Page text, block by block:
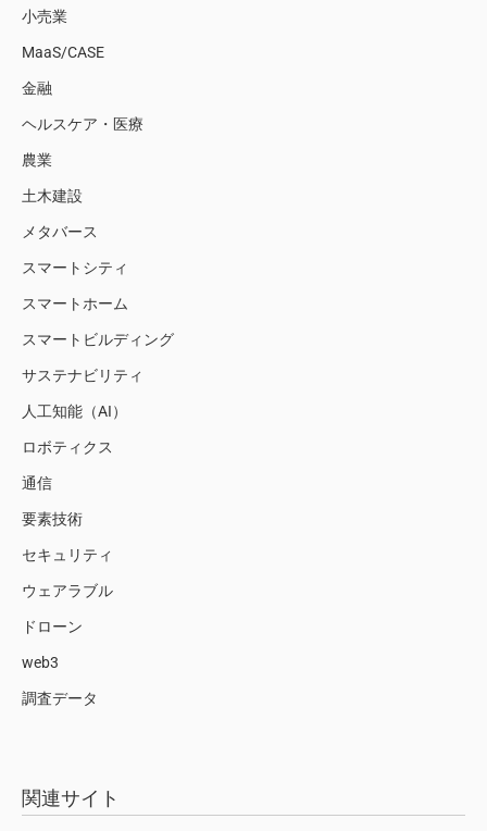
小売業
MaaS/CASE
金融
ヘルスケア・医療
農業
土木建設
メタバース
スマートシティ
スマートホーム
スマートビルディング
サステナビリティ
人工知能（AI）
ロボティクス
通信
要素技術
セキュリティ
ウェアラブル
ドローン
web3
調査データ
関連サイト